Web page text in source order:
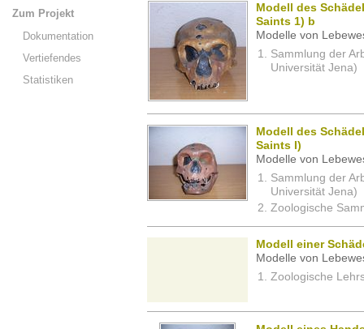
Zum Projekt
Dokumentation
Vertiefendes
Statistiken
Modell des
Saints 1) b
Modelle von
Sammlung der
Universität Jena)
Modell des
Saints I)
Modelle von
Sammlung der
Universität Jena)
Zoologische
Modell einer
Modelle von
Zoologische